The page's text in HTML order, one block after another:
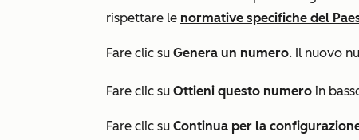
rispettare le normative specifiche del
Fare clic su Genera un numero. Il nuovo
Fare clic su Ottieni questo numero in
Fare clic su Continua per la